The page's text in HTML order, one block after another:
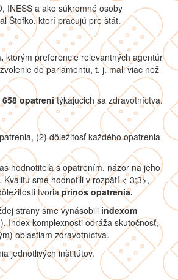
INESS a ako súkromné osoby
Štofko, ktorí pracujú pre štát.
ktorým preferencie relevantných agentúr
do parlamentu, t. j. mali viac než
658 opatrenítýkajúcich sa zdravotníctva.
(2) dôležitosť každého opatrenia
hodnotiteľa s opatrením, názor na jeho
sme hodnotili v rozpätí <-3;3>,
tvoriaprínos opatrenia.
strany sme vynásobili indexom
Index komplexnosti odráža skutočnosť,
oblastiam zdravotníctva.
jednotlivých inštitútov.